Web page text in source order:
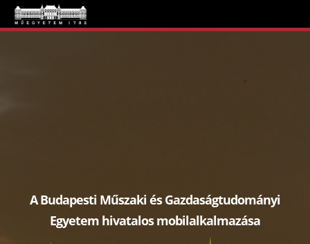
A Budapesti Műszaki és Gazdaságtudományi
Egyetem hivatalos mobilalkalmazása